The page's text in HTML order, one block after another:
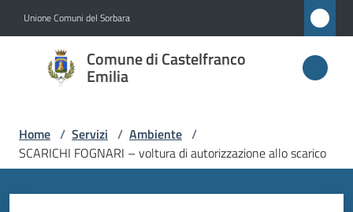
Unione Comuni del Sorbara
Comune di Castelfranco
Emilia
Comune di
Castelfranco
Amministrazione
Home / Servizi / Ambiente /
SCARICHI FOGNARI – voltura di autorizzazione allo scarico